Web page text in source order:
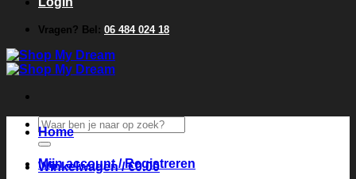
Vragen? Bel: 06 484 024 18
Zoeken
naar:
Winkelwagen /€0.00
Home
Mijn account / Registreren